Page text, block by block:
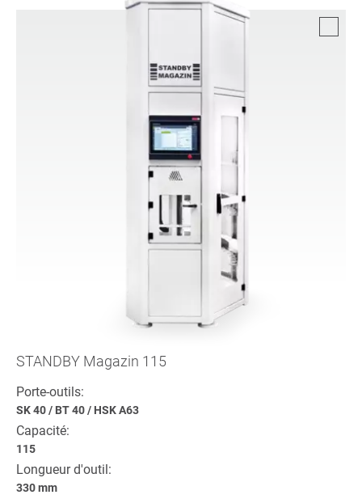
STANDBY Magazin 115
Porte-outils:
SK 40/ BT 40/ HSK A63
Capacité:
115
Longueur d'outil:
330 mm